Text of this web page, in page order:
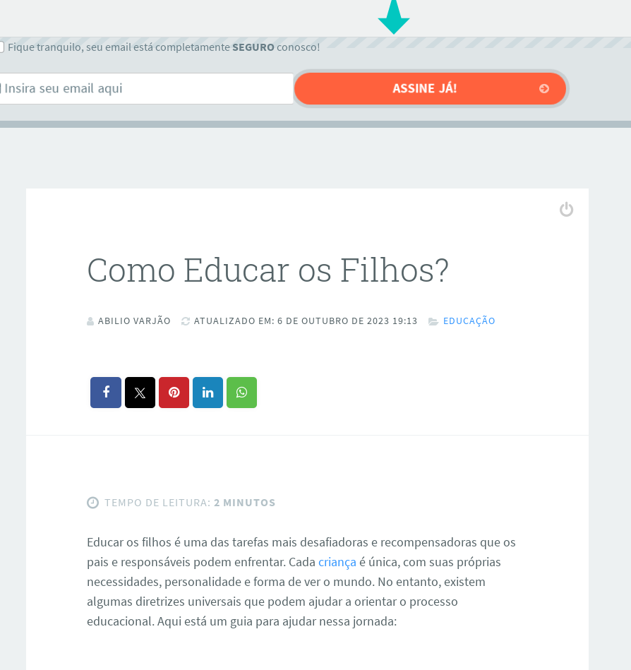
Fique tranquilo, seu email está completamente SEGUROconosco!
Como Educar os Filhos?
ABILIO VARJÃO ATUALIZADO EM: 6 DE OUTUBRO DE 2023 19:13 EDUCAÇÃO
TEMPO DE LEITURA: 2 MINUTOS
Educar os filhos é uma das tarefas mais desafiadoras e recompensadoras que os
pais e responsáveis podem enfrentar. Cadacriança é única, com suas próprias
necessidades, personalidade e forma de ver o mundo. No entanto, existem
algumas diretrizes universais que podem ajudar a orientar o processo
educacional. Aqui está um guia para ajudar nessa jornada: